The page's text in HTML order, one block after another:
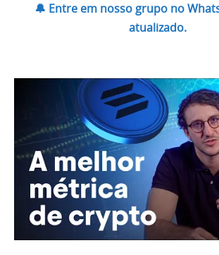
🔔 Entre em nosso grupo no
atualizado.